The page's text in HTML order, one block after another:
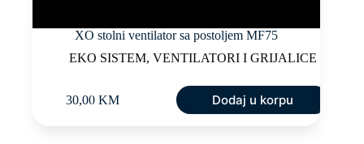
XO stolni ventilator sa postoljem MF75
EKO SISTEM, VENTILATORI I GRIJALICE
30,00 KM Dodaj u korpu